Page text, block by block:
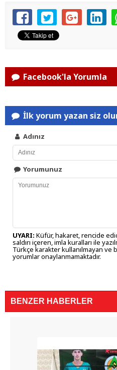
Facebook'la Yorumla
İlk yorum yazan siz
Adınız
Yorumunuz
UYARI: Küfür, hakaret, rencide
saldırı içeren, imla kuralları ile
Türkçe karakter kullanılmayan ve
yorumlar onaylanmamaktadır.
BENZER HABERLER